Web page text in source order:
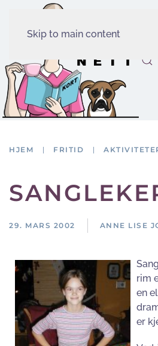
Skip to main content
HJEM FRITID
29. MARS 2002 ANNE LISE
rim
en
er